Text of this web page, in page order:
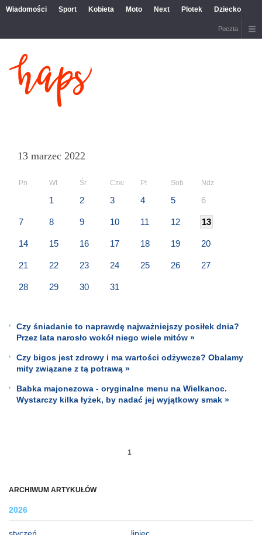
Wiadomości Sport Kobieta Moto Next Plotek Dziecko
Poczta
ARCHIWUM ARTYKUŁÓW
2026
styczeń lipiec
13 marzec 2022
Pn Wt Śr Czw Pt Sob Ndz
1 2 3 4 5 6
7 8 9 10 11 12 13
14 15 16 17 18 19 20
21 22 23 24 25 26 27
28 29 30 31
Czy śniadanie to naprawdę najważniejszy posiłek dnia?
Przez lata narosło wokół niego wiele mitów »
Czy bigos jest zdrowy i ma wartości odżywcze? Obalamy
mity związane z tą potrawą »
Babka majonezowa - oryginalne menu na Wielkanoc.
Wystarczy kilka łyżek, by nadać jej wyjątkowy smak »
1